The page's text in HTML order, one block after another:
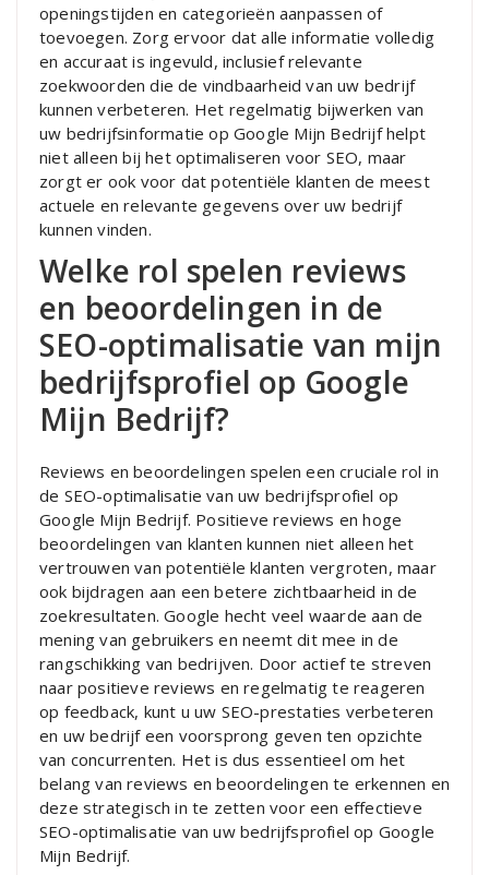
openingstijden en categorieën aanpassen of
toevoegen. Zorg ervoor dat alle informatie volledig
en accuraat is ingevuld, inclusief relevante
zoekwoorden die de vindbaarheid van uw bedrijf
kunnen verbeteren. Het regelmatig bijwerken van
uw bedrijfsinformatie op Google Mijn Bedrijf helpt
niet alleen bij het optimaliseren voor SEO, maar
zorgt er ook voor dat potentiële klanten de meest
actuele en relevante gegevens over uw bedrijf
kunnen vinden.
Welke rol spelen reviews
en beoordelingen in de
SEO-optimalisatie van mijn
bedrijfsprofiel op Google
Mijn Bedrijf?
Reviews en beoordelingen spelen een cruciale rol in
de SEO-optimalisatie van uw bedrijfsprofiel op
Google Mijn Bedrijf. Positieve reviews en hoge
beoordelingen van klanten kunnen niet alleen het
vertrouwen van potentiële klanten vergroten, maar
ook bijdragen aan een betere zichtbaarheid in de
zoekresultaten. Google hecht veel waarde aan de
mening van gebruikers en neemt dit mee in de
rangschikking van bedrijven. Door actief te streven
naar positieve reviews en regelmatig te reageren
op feedback, kunt u uw SEO-prestaties verbeteren
en uw bedrijf een voorsprong geven ten opzichte
van concurrenten. Het is dus essentieel om het
belang van reviews en beoordelingen te erkennen en
deze strategisch in te zetten voor een effectieve
SEO-optimalisatie van uw bedrijfsprofiel op Google
Mijn Bedrijf.